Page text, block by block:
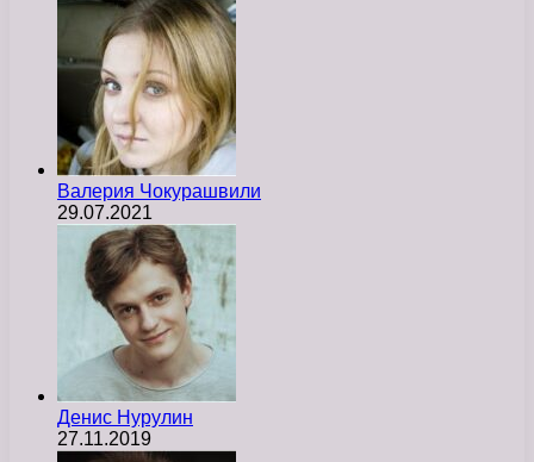
Валерия Чокурашвили
29.07.2021
Денис Нурулин
27.11.2019